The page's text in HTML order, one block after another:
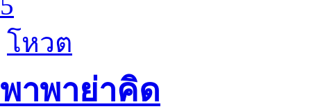
โหวต
พาพาย่าคิด